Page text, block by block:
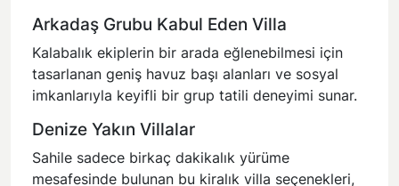
Arkadaş Grubu Kabul Eden Villa
Kalabalık ekiplerin bir arada eğlenebilmesi için
tasarlanan geniş havuz başı alanları ve sosyal
imkanlarıyla keyifli bir grup tatili deneyimi sunar.
Denize Yakın Villalar
Sahile sadece birkaç dakikalık yürüme
mesafesinde bulunan bu kiralık villa seçenekleri,